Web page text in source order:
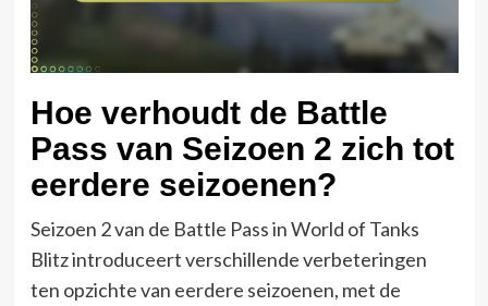
Hoe verhoudt de Battle
Pass van Seizoen 2 zich tot
eerdere seizoenen?
Seizoen 2 van de Battle Pass in World of Tanks
Blitz introduceert verschillende verbeteringen
ten opzichte van eerdere seizoenen, met de